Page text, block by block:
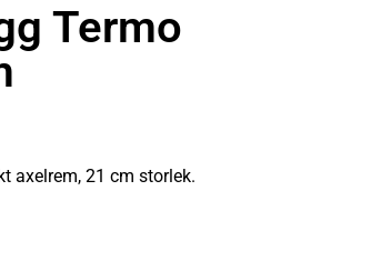
Termo
axelrem, 21 cm storlek.